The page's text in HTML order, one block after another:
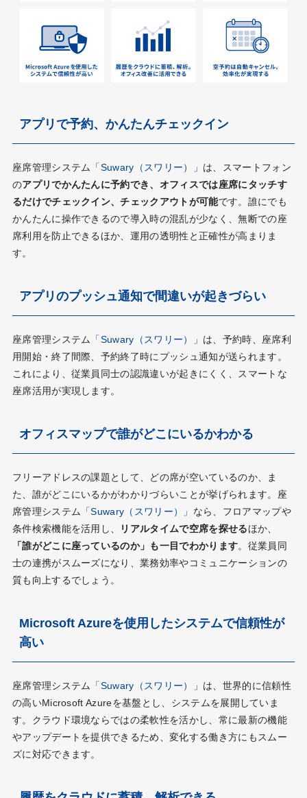
アプリで予約、かんたんチェックイン
座席管理システム 「Suwary（スワリー）」 は、スマートフォン
のアプリでかんたんに予約でき、オフィスでは座席にタッチす
るだけでチェックイン、チェックアウトが可能です。誰にでも
かんたんに操作できるので導入時の混乱が少なく、無断での座
席利用を防止できるほか、運用の透明性と正確性が高まりま
す。
アプリのプッシュ通知で間違いが起きづらい
座席管理システム 「Suwary（スワリー）」 は、予約時、座席利
用開始・終了間際、予約終了時にプッシュ通知が送られます。
これにより、従業員同士の認識違いが起きにくく、スマートな
座席活用が実現します。
オフィスマップで誰がどこにいるかわかる
フリーアドレスの課題として、どの席が空いているのか、ま
た、誰がどこにいるかがわかりづらいことが挙げられます。座
席管理システム
「Suwary（スワリー）」 なら、フロアマップや
条件検索機能を活用し、
リアルタイムで空席を探せるほか、
「誰がどこに座っているのか」も一目でわかります。従業員同
士の連携がスムーズになり、業務効率やコミュニケーションの
質も向上するでしょう。
Microsoft Azureを使用したシステムで信頼性が
高い
座席管理システム 「Suwary（スワリー）」 は、世界的に信頼性
の高いMicrosoft Azureを基盤とし、システムを展開していま
す。クラウド環境ならではの柔軟性を活かし、常に最新の機能
やアップデートを提供できるため、変化する働き方にもスムー
ズに対応できます。